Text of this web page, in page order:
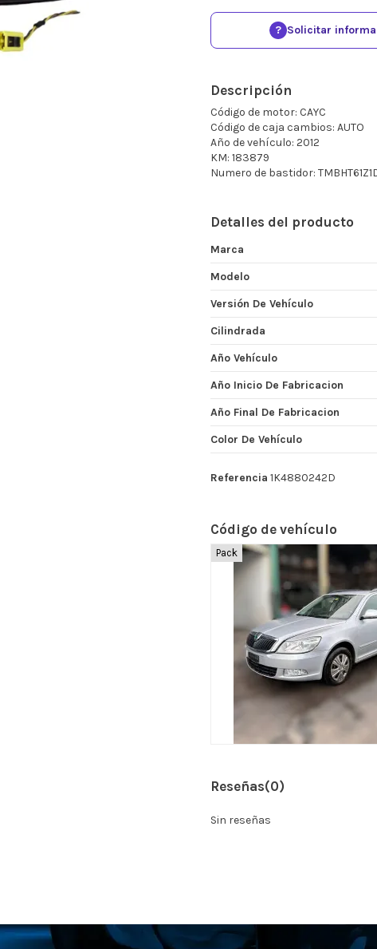
? Solicitar
Descripción
Código de motor: CAYC
Código de caja cambios: AUTO
Año de vehículo: 2012
KM: 183879
Numero de bastidor:
Detalles del producto
Marca
Modelo
Versión De Vehículo
Cilindrada
Año Vehículo
Año Inicio De Fabricacion
Año Final De Fabricacion
Color De Vehículo
Referencia 1K4880242D
Código de vehículo
Pack
Reseñas(0)
Sin reseñas